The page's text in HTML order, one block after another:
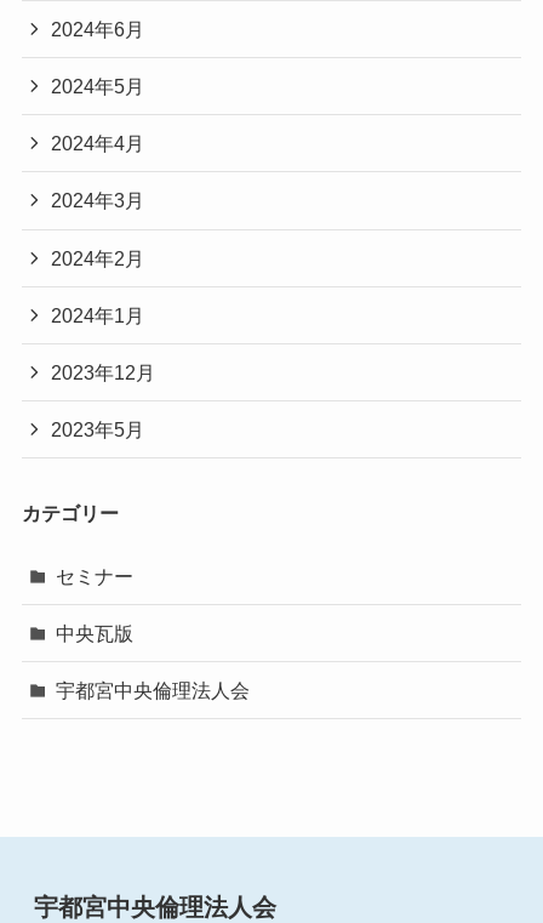
2024年6月
2024年5月
2024年4月
2024年3月
2024年2月
2024年1月
2023年12月
2023年5月
カテゴリー
セミナー
中央瓦版
宇都宮中央倫理法人会
宇都宮中央倫理法人会